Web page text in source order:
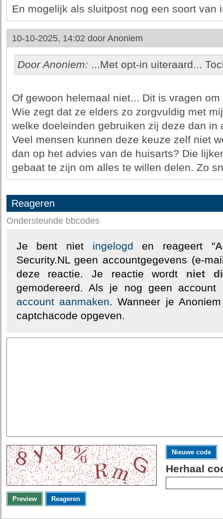
En mogelijk als sluitpost nog een soort van
10-10-2025, 14:02 door Anoniem
Door Anoniem: ...Met opt-in uiteraard...
Of gewoon helemaal niet... Dit is vragen
Wie zegt dat ze elders zo zorgvuldig met
welke doeleinden gebruiken zij deze dan in
Veel mensen kunnen deze keuze zelf niet
dan op het advies van de huisarts? Die
gebaat te zijn om alles te willen delen. Zo
Reageren
Ondersteunde bbcodes
Je bent niet ingelogd en reageert "
Security.NL geen accountgegevens (e-
deze reactie. Je reactie wordt niet
gemodereerd. Als je nog geen
account aanmaken. Wanneer je
captchacode opgeven.
Nieuwe code
Herhaal
Preview Reageren